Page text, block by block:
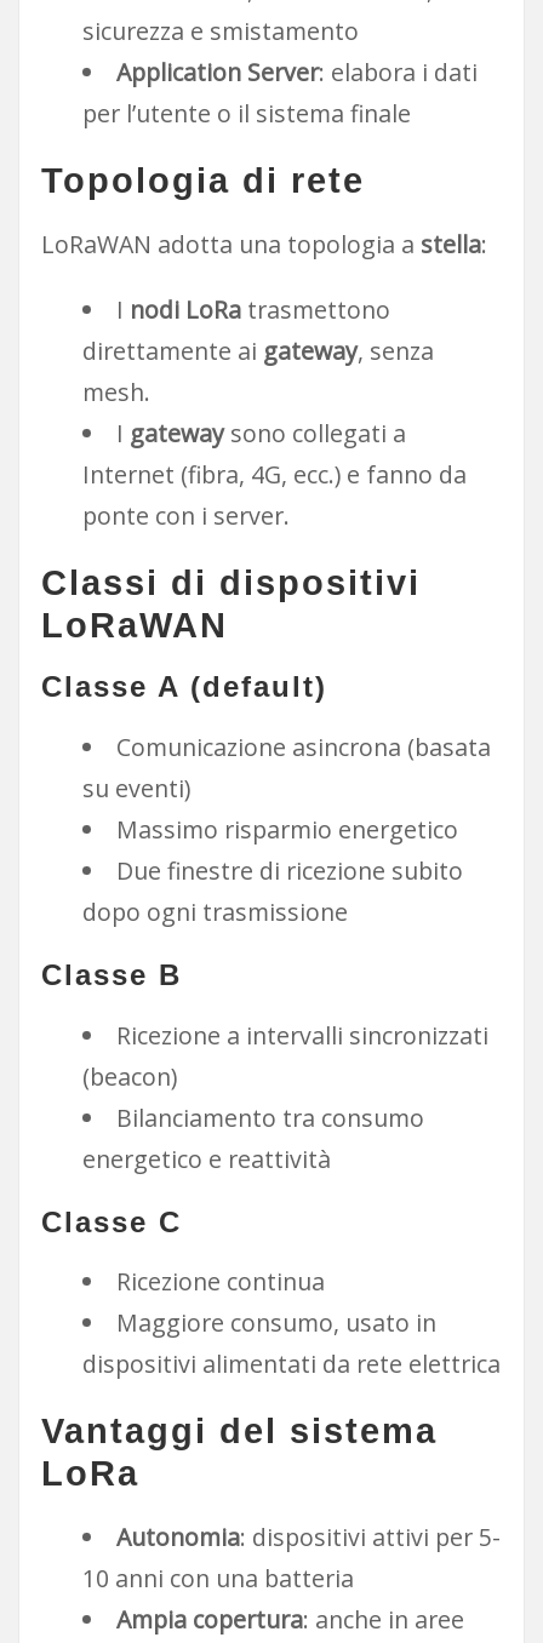
sicurezza e smistamento
Application Server: elabora i dati
per l’utente o il sistema finale
Topologia di rete
LoRaWAN adotta una topologia a stella:
I nodi LoRatrasmettono
direttamente ai gateway, senza
mesh.
I gatewaysono collegati a
Internet (fibra, 4G, ecc.) e fanno da
ponte con i server.
Classi di dispositivi
LoRaWAN
Classe A (default)
Comunicazione asincrona (basata
su eventi)
Massimo risparmio energetico
Due finestre di ricezione subito
dopo ogni trasmissione
Classe B
Ricezione a intervalli sincronizzati
(beacon)
Bilanciamento tra consumo
energetico e reattività
Classe C
Ricezione continua
Maggiore consumo, usato in
dispositivi alimentati da rete elettrica
Vantaggi del sistema
LoRa
Autonomia: dispositivi attivi per 5-
10 anni con una batteria
Ampia copertura: anche in aree